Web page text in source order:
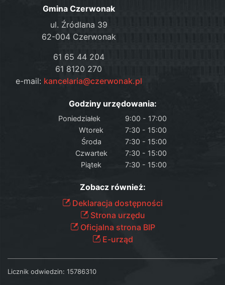
Gmina Czerwonak
ul. Źródlana 39
62-004 Czerwonak
61 65 44 204
61 8120 270
e-mail: kancelaria@czerwonak.pl
Godziny urzędowania:
Poniedziałek
9:00 - 17:00
Wtorek
7:30 - 15:00
Środa
7:30 - 15:00
Czwartek
7:30 - 15:00
Piątek
7:30 - 15:00
Zobacz również:
Deklaracja dostępności
Strona urzędu
Oficjalna strona BIP
E-urząd
Licznik odwiedzin: 15786310